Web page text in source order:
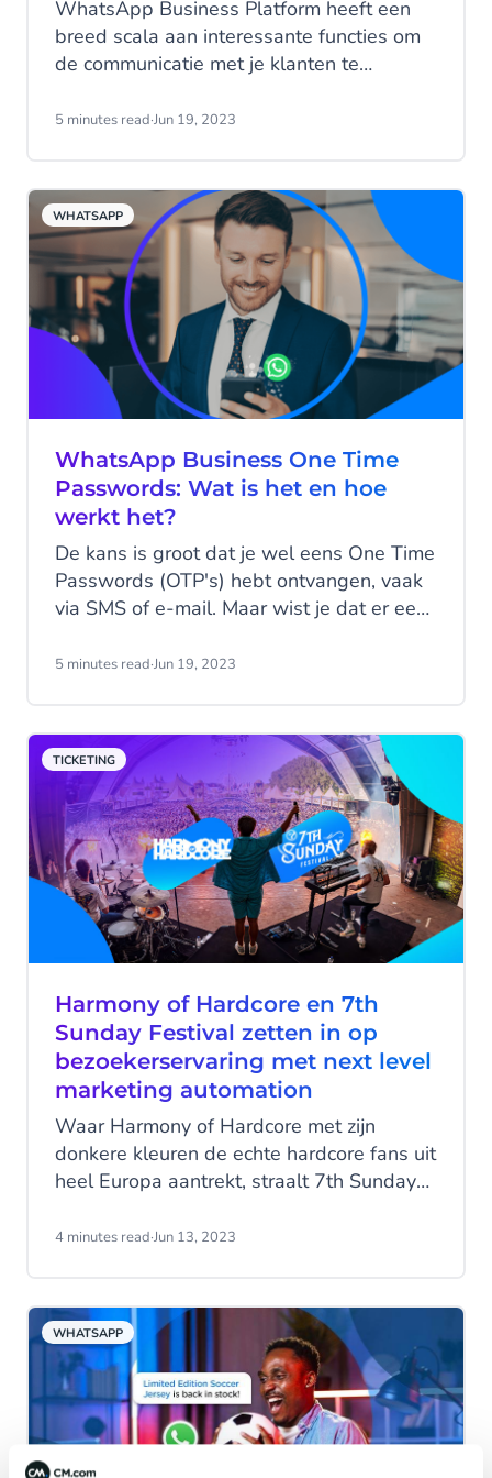
WhatsApp Business Platform heeft een
breed scala aan interessante functies om
de communicatie met je klanten te
de customer journey. Om deze functies
voeren met je klanten onderverdeeld in
vier categorieën. Laten we die eens op
een rijtje zetten!
5 minutes read·Jun 19, 2023
WHATSAPP
WhatsApp Business One Time
Passwords: Wat is het en hoe
werkt het?
De kans is groot dat je wel eens One Time
Passwords (OTP's) hebt ontvangen, vaak
via SMS of e-mail. Maar wist je dat er een
versturen? Met WhatsApp Business
kanaal van je klanten! Zo kun je jouw
klanten een optimale ervaring bieden en
je klantrelaties een boost geven.
5 minutes read·Jun 19, 2023
TICKETING
Harmony of Hardcore en 7th
Sunday Festival zetten in op
bezoekerservaring met next level
marketing automation
Waar Harmony of Hardcore met zijn
donkere kleuren de echte hardcore fans uit
heel Europa aantrekt, straalt 7th Sunday
muziek voornamelijk vrolijkheid uit. Een
dezelfde locatie. Toch is er een belangrijke
overeenkomst. Ze creëren een
buitengewone bezoekerservaring. Par-T,
de organisatie achter beide festivals,
boekt succes met een combinatie van
4 minutes read·Jun 13, 2023
WHATSAPP